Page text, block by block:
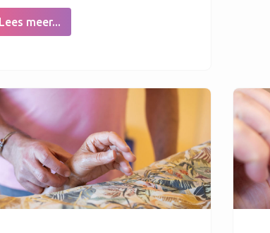
Lees meer...